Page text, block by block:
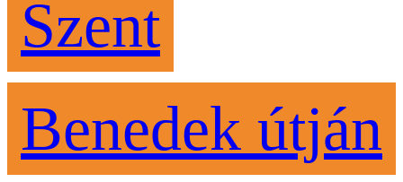
Szent
Benedek útján